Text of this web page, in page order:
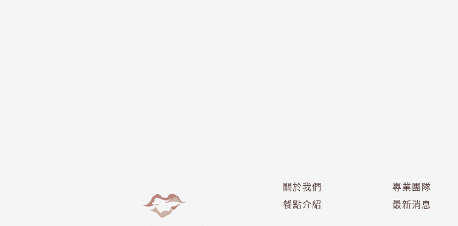
關於我們
餐點介紹
專業團隊
最新消息